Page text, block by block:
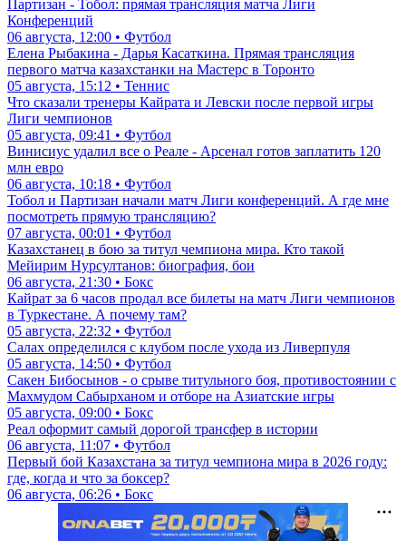
Партизан - Тобол: прямая трансляция матча Лиги
Конференций
06 августа, 12:00 • Футбол
Елена Рыбакина - Дарья Касаткина. Прямая трансляция
первого матча казахстанки на Мастерс в Торонто
05 августа, 15:12 • Теннис
Что сказали тренеры Кайрата и Левски после первой игры
Лиги чемпионов
05 августа, 09:41 • Футбол
Винисиус удалил все о Реале - Арсенал готов заплатить 120
млн евро
06 августа, 10:18 • Футбол
Тобол и Партизан начали матч Лиги конференций. А где мне
посмотреть прямую трансляцию?
07 августа, 00:01 • Футбол
Казахстанец в бою за титул чемпиона мира. Кто такой
Мейирим Нурсултанов: биография, бои
06 августа, 21:30 • Бокс
Кайрат за 6 часов продал все билеты на матч Лиги чемпионов
в Туркестане. А почему там?
05 августа, 22:32 • Футбол
Салах определился с клубом после ухода из Ливерпуля
05 августа, 14:50 • Футбол
Сакен Бибосынов - о срыве титульного боя, противостоянии с
Махмудом Сабырханом и отборе на Азиатские игры
05 августа, 09:00 • Бокс
Реал оформит самый дорогой трансфер в истории
06 августа, 11:07 • Футбол
Первый бой Казахстана за титул чемпиона мира в 2026 году:
где, когда и что за боксер?
06 августа, 06:26 • Бокс